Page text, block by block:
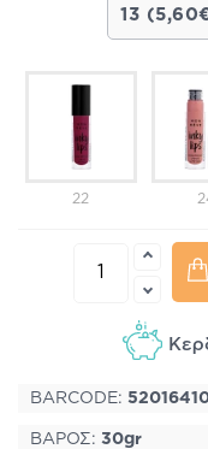
13
22
BARCODE:
ΒΑΡΟΣ: 30gr